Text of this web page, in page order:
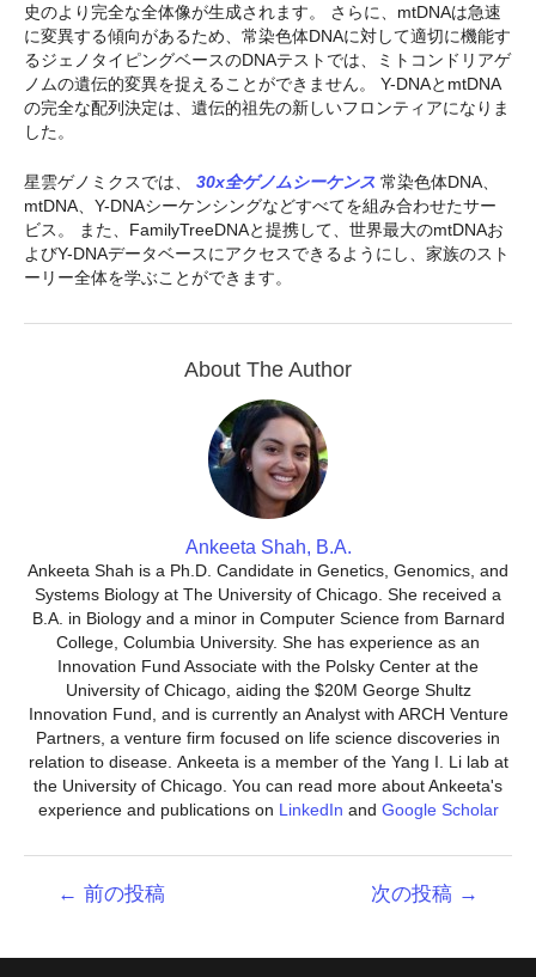
史のより完全な全体像が生成されます。 さらに、mtDNAは急速
に変異する傾向があるため、常染色体DNAに対して適切に機能す
るジェノタイピングベースのDNAテストでは、ミトコンドリアゲ
ノムの遺伝的変異を捉えることができません。 Y-DNAとmtDNA
の完全な配列決定は、遺伝的祖先の新しいフロンティアになりま
した。
星雲ゲノミクスでは、 30x全ゲノムシーケンス 常染色体DNA、
mtDNA、Y-DNAシーケンシングなどすべてを組み合わせたサー
ビス。 また、FamilyTreeDNAと提携して、世界最大のmtDNAお
よびY-DNAデータベースにアクセスできるようにし、家族のスト
ーリー全体を学ぶことができます。
About The Author
Ankeeta Shah, B.A.
Ankeeta Shah is a Ph.D. Candidate in Genetics, Genomics, and
Systems Biology at The University of Chicago. She received a
B.A. in Biology and a minor in Computer Science from Barnard
College, Columbia University. She has experience as an
Innovation Fund Associate with the Polsky Center at the
University of Chicago, aiding the $20M George Shultz
Innovation Fund, and is currently an Analyst with ARCH Venture
Partners, a venture firm focused on life science discoveries in
relation to disease. Ankeeta is a member of the Yang I. Li lab at
the University of Chicago. You can read more about Ankeeta's
experience and publications on LinkedIn and Google Scholar
ビ
← 前の投稿 次の投稿 →